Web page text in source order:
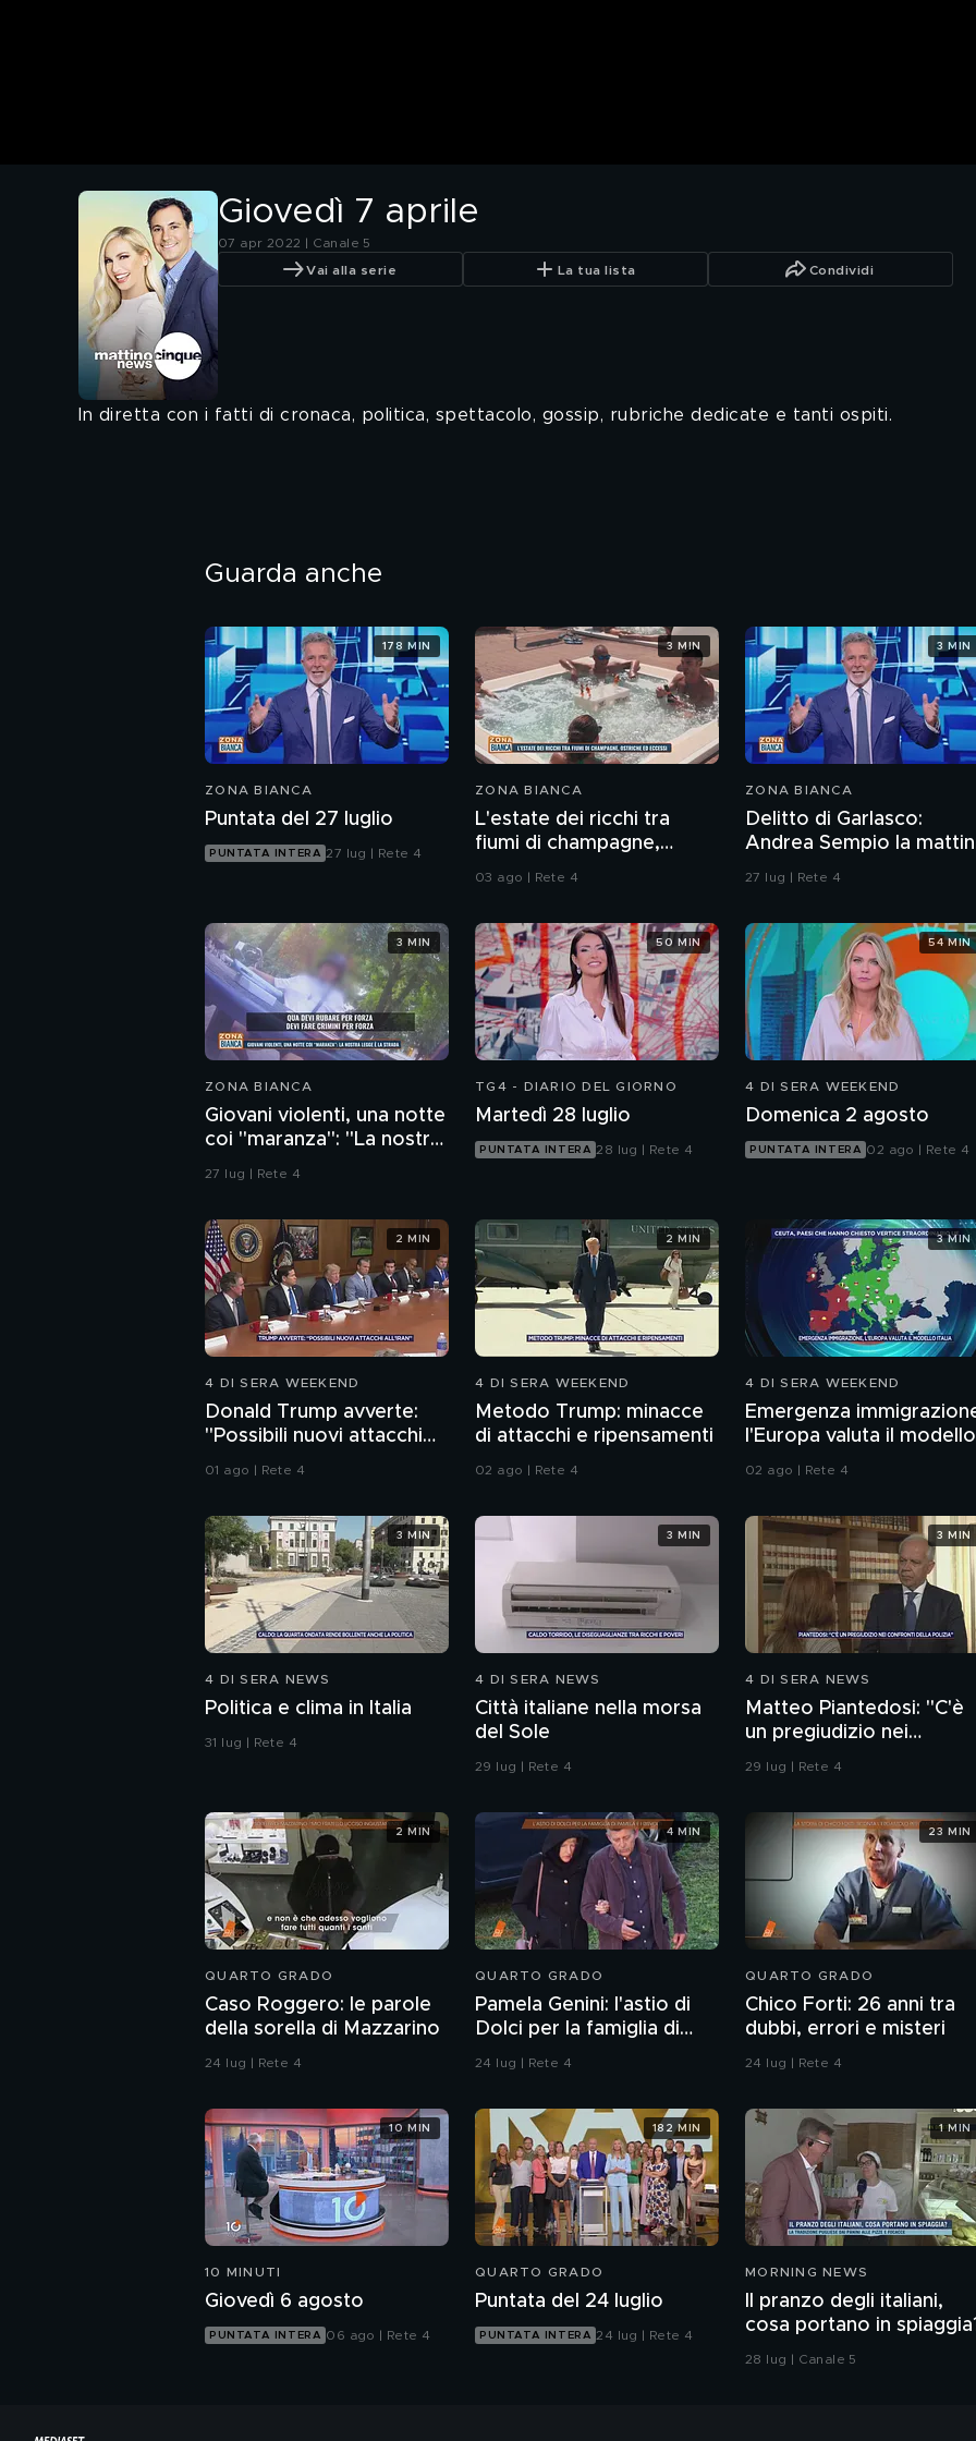
Giovedì 7 aprile
07 apr 2022 | Canale 5
Vai alla serie La tua lista Condividi
In diretta con i fatti di cronaca, politica, spettacolo, gossip, rubriche dedicate e tanti ospiti.
Guarda anche
ZONA BIANCA
Puntata del 27 luglio
PUNTATA INTERA 27 lug | Rete 4
178 MIN
ZONA BIANCA
L'estate dei ricchi tra
fiumi di champagne,
ostriche ed eccessi
03 ago | Rete 4
3 MIN
ZONA BIANCA
Delitto di Garlasco:
Andrea Sempio la
del delitto è stato in un
27 lug | Rete 4
3 MIN
ZONA BIANCA
Giovani violenti, una notte
coi "maranza": "La nostra
legge è la strada"
27 lug | Rete 4
3 MIN
TG4 - DIARIO DEL GIORNO
Martedì 28 luglio
PUNTATA INTERA 28 lug | Rete 4
50 MIN
4 DI SERA WEEKEND
Domenica 2 agosto
PUNTATA INTERA 02 ago | Rete 4
54 MIN
4 DI SERA WEEKEND
Donald Trump avverte:
"Possibili nuovi attacchi
all'Iran"
01 ago | Rete 4
2 MIN
4 DI SERA WEEKEND
Metodo Trump: minacce
di attacchi e ripensamenti
02 ago | Rete 4
2 MIN
4 DI SERA WEEKEND
Emergenza
l'Europa valuta il modello
02 ago | Rete 4
3 MIN
4 DI SERA NEWS
Politica e clima in Italia
31 lug | Rete 4
3 MIN
4 DI SERA NEWS
Città italiane nella morsa
del Sole
29 lug | Rete 4
3 MIN
4 DI SERA NEWS
Matteo Piantedosi: "C'è
un pregiudizio nei
confronti della polizia"
29 lug | Rete 4
3 MIN
QUARTO GRADO
Caso Roggero: le parole
della sorella di Mazzarino
24 lug | Rete 4
2 MIN
QUARTO GRADO
Pamela Genini: l'astio di
Dolci per la famiglia di
Pamela
24 lug | Rete 4
4 MIN
QUARTO GRADO
Chico Forti: 26 anni tra
dubbi, errori e misteri
24 lug | Rete 4
23 MIN
10 MINUTI
Giovedì 6 agosto
PUNTATA INTERA 06 ago | Rete 4
10 MIN
QUARTO GRADO
Puntata del 24 luglio
PUNTATA INTERA 24 lug | Rete 4
182 MIN
MORNING NEWS
Il pranzo degli italiani,
cosa portano in
28 lug | Canale 5
1 MIN